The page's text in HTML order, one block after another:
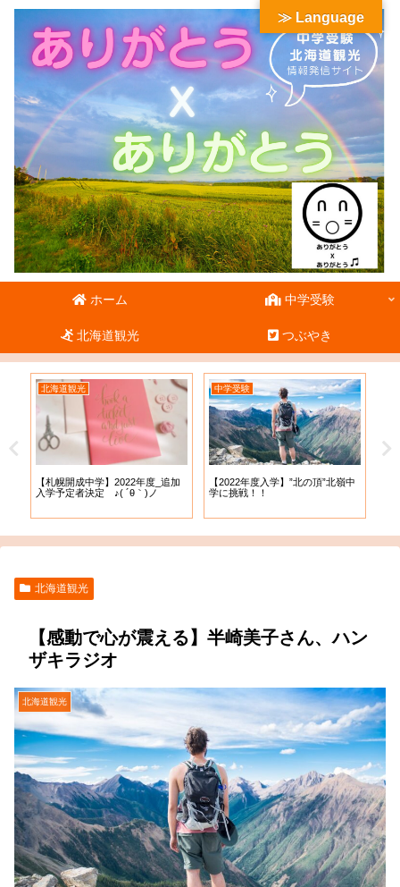
ホーム 中学受験
北海道観光 つぶやき
北海道観光
【札幌開成中学】2022年度_追加
入学予定者決定 ♪( ´θ｀)ノ
中学受験
【2022年度入学】”北の頂”北嶺中
学に挑戦！！
北海道観光
【感動で心が震える】半崎美子さん、ハン
ザキラジオ
北海道観光
≫ Language